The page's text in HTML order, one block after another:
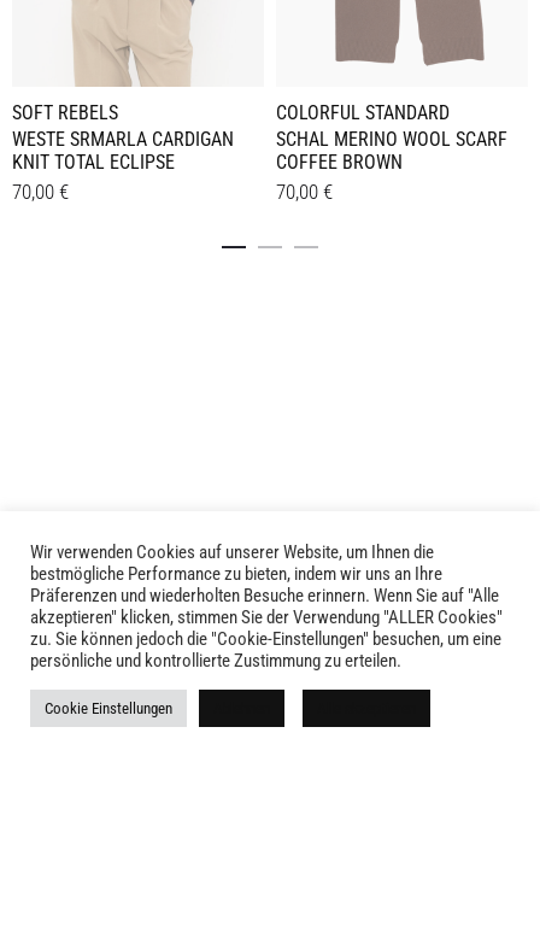
SOFT REBELS
WESTE SRMARLA CARDIGAN
KNIT TOTAL ECLIPSE
70,00 €
Produktseite
gewählt
werden
COLORFUL STANDARD
SCHAL MERINO WOOL SCARF
COFFEE BROWN
70,00 €
LIVID © 2024
Kontakt
Versandkosten
Wir verwenden Cookies auf unserer Website, um Ihnen die
bestmögliche Performance zu bieten, indem wir uns an Ihre
Präferenzen und wiederholten Besuche erinnern. Wenn Sie auf "Alle
akzeptieren" klicken, stimmen Sie der Verwendung "ALLER Cookies"
zu. Sie können jedoch die "Cookie-Einstellungen" besuchen, um eine
persönliche und kontrollierte Zustimmung zu erteilen.
Cookie Einstellungen